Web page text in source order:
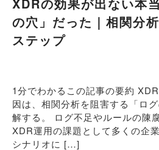
の穴」だった｜相関分
ステップ
1分でわかるこの記事の要約
因は、相関分析を阻害する「ロ
解する。 ログ不足やルールの陳
XDR運用の課題として多くの企
シナリオに […]